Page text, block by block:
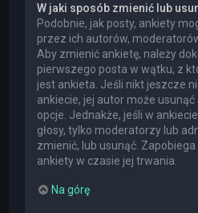
W jaki sposób zmienić lub
Podobnie, jak posty, ankiety
przez ich autorów,
Aby zmienić ankietę, należy
pierwszego posta w wątku, z
jest ankieta. Jeśli nikt jeszcze
ankiecie, jej autor może
opcje. Jednakże, jeśli w
głosy, tylko moderatorzy lub
zmienić, lub usunąć.
ankiety w czasie jej trwania.
Na górę